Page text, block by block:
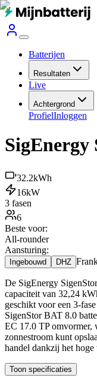
Batterijen
Resultaten
Live
Achtergrond
ProfielInloggen
SigEnergy
32.2kWh
16kW
3 fasen
6
Beste voor:
All-rounder
Aansturing:
Ingebouwd DHZ
De SigEnergy
capaciteit van 32,24
geschikt voor een 3-
SigenStor BAT 8.0
EC 17.0 TP omvormer,
zonnestroom kunt
handel dankzij het hoge
Toon specificaties